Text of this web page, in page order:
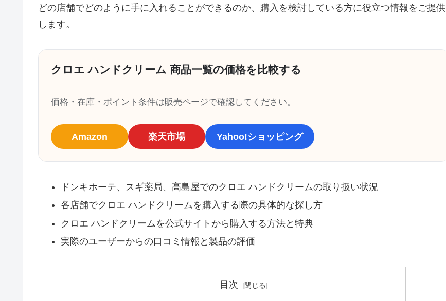
どの店舗でどのように手に入れることができるのか、購入を検討している方に役立つ情報をご提供
します。
クロエ ハンドクリーム 商品一覧の価格を比較する
価格・在庫・ポイント条件は販売ページで確認してください。
Amazon 楽天市場 Yahoo!ショッピング
ドンキホーテ、スギ薬局、高島屋でのクロエ ハンドクリームの取り扱い状況
各店舗でクロエ ハンドクリームを購入する際の具体的な探し方
クロエ ハンドクリームを公式サイトから購入する方法と特典
実際のユーザーからの口コミ情報と製品の評価
目次